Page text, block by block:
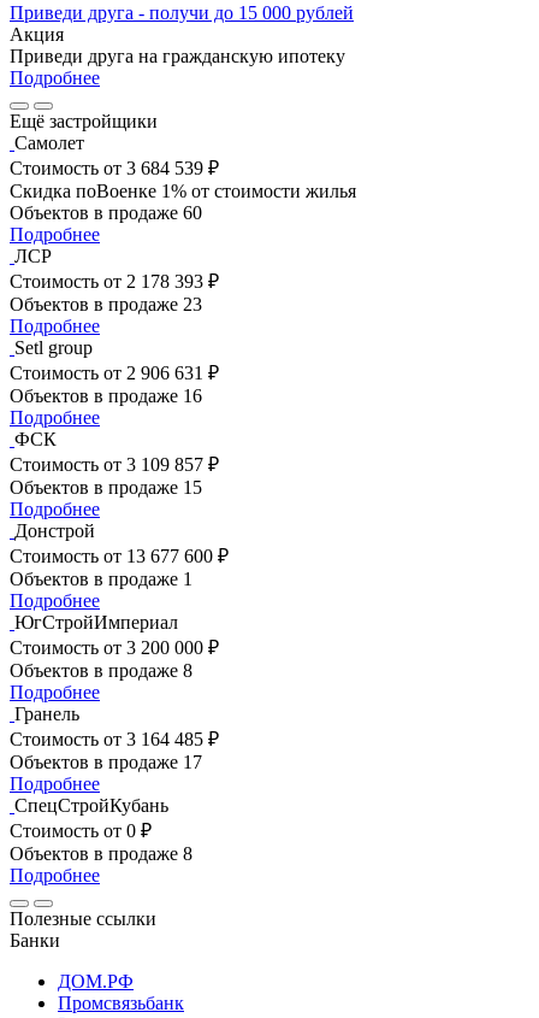
Приведи друга - получи до 15 000 рублей
Акция
Приведи друга на гражданскую ипотеку
Подробнее
Ещё застройщики
Самолет
Стоимость от 3 684 539 ₽
Скидка поВоенке 1% от стоимости жилья
Объектов в продаже 60
Подробнее
ЛСР
Стоимость от 2 178 393 ₽
Объектов в продаже 23
Подробнее
Setl group
Стоимость от 2 906 631 ₽
Объектов в продаже 16
Подробнее
ФСК
Стоимость от 3 109 857 ₽
Объектов в продаже 15
Подробнее
Донстрой
Стоимость от 13 677 600 ₽
Объектов в продаже 1
Подробнее
ЮгСтройИмпериал
Стоимость от 3 200 000 ₽
Объектов в продаже 8
Подробнее
Гранель
Стоимость от 3 164 485 ₽
Объектов в продаже 17
Подробнее
СпецСтройКубань
Стоимость от 0 ₽
Объектов в продаже 8
Подробнее
Полезные ссылки
Банки
ДОМ.РФ
Промсвязьбанк